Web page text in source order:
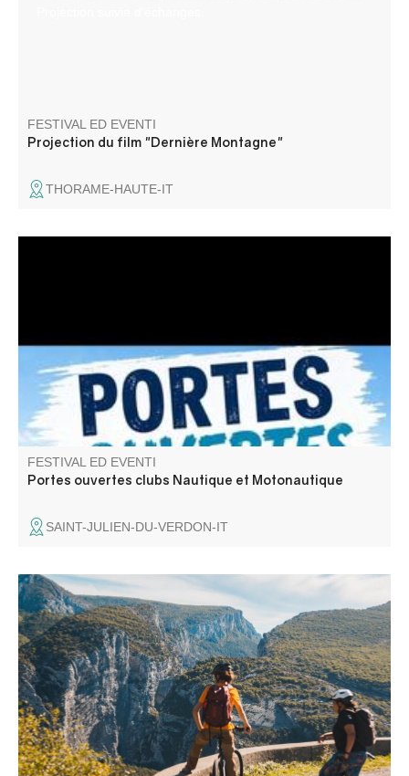
FESTIVAL ED EVENTI
Projection du film "Dernière Montagne"
THORAME-HAUTE-IT
FESTIVAL ED EVENTI
Portes ouvertes clubs Nautique et Motonautique
SAINT-JULIEN-DU-VERDON-IT
Quel bonheur de faire la route des Crêtes sans le bruit
des moteurs ! Venez vivre cette expérience unique avec
vos vélos ou en effectuant une locations auprès de nos
prestataires (pourquoi pas électriques?).